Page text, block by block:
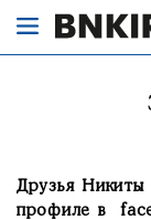
Друзья Никиты
профиле в